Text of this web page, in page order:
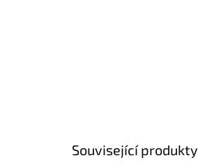
Související produkty